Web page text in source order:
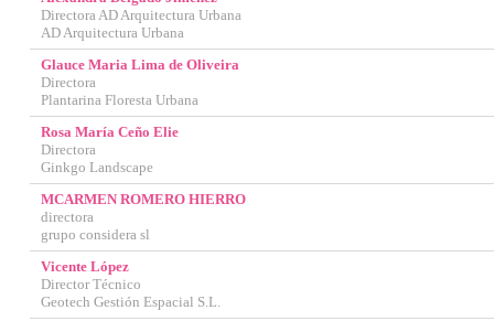
Directora AD Arquitectura Urbana
AD Arquitectura Urbana
Glauce Maria Lima de Oliveira
Directora
Plantarina Floresta Urbana
Rosa María Ceño Elie
Directora
Ginkgo Landscape
MCARMEN ROMERO HIERRO
directora
grupo considera sl
Vicente López
Director Técnico
Geotech Gestión Espacial S.L.